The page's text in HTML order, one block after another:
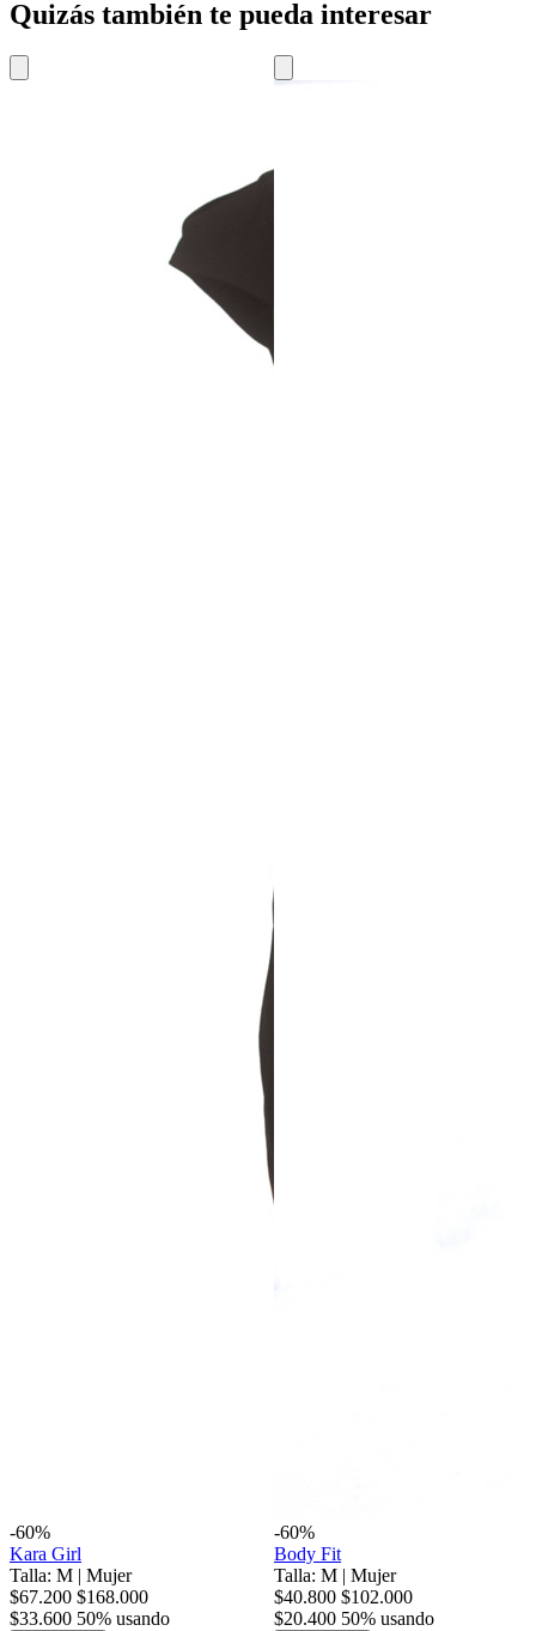
Quizás también te pueda interesar
-60%
Kara Girl
Talla: M | Mujer
$67.200 $168.000
$33.600 50% usando
-60%
Body Fit
Talla: M | Mujer
$40.800 $102.000
$20.400 50% usando